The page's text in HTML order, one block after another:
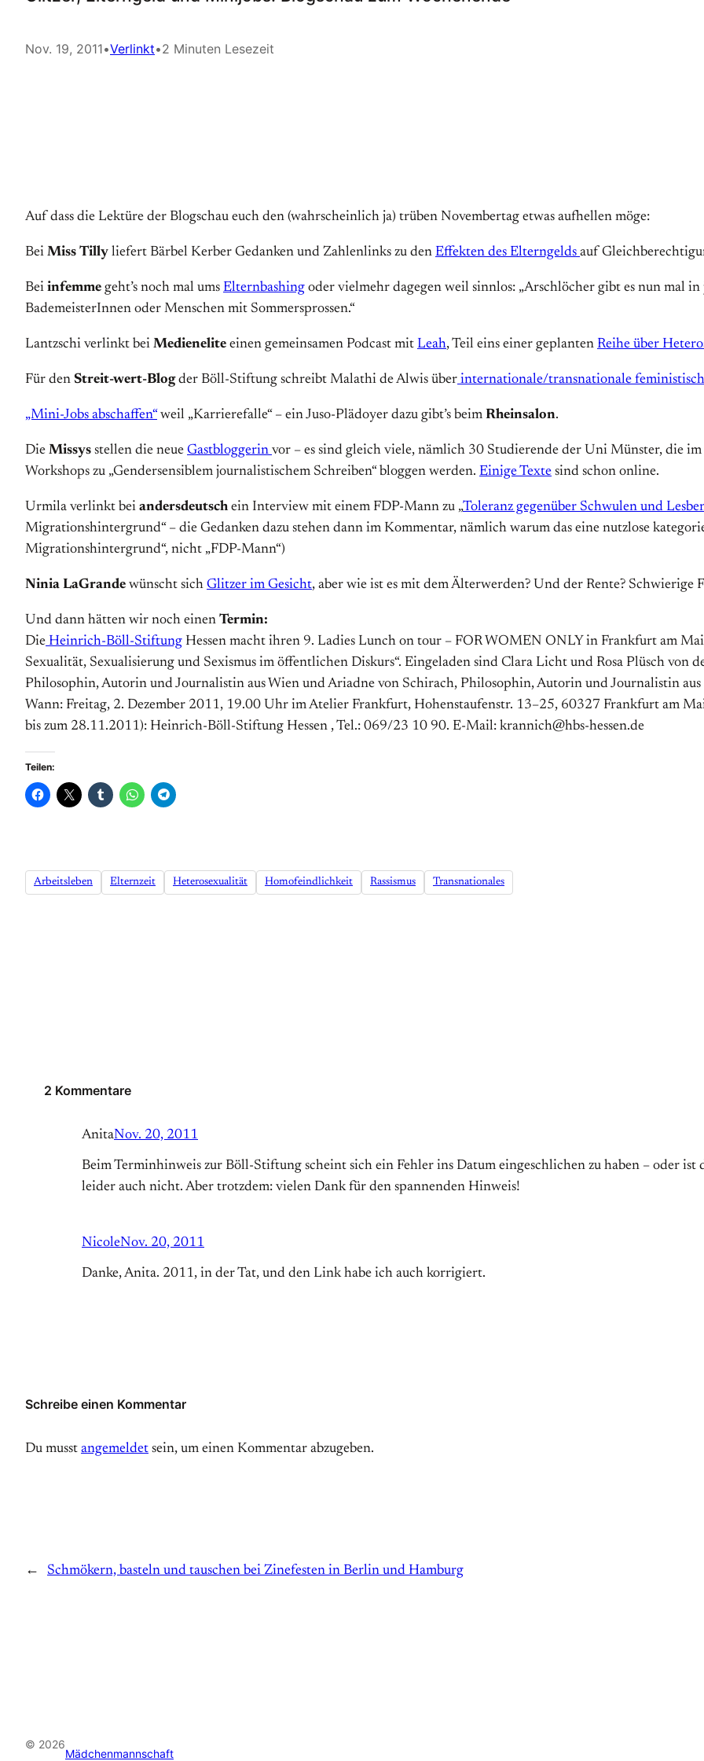
Nov. 19, 2011•Verlinkt•2 Minuten Lesezeit
Auf dass die Lektüre der Blogschau euch den (wahrscheinlich ja) trüben Novembertag etwas aufhellen möge:
Bei Miss Tilly liefert Bärbel Kerber Gedanken und Zahlenlinks zu den Effekten des Elterngelds auf
Bei infemme geht’s noch mal ums Elternbashing oder vielmehr dagegen weil sinnlos: „Arschlöcher gibt es nun mal
BademeisterInnen oder Menschen mit Sommersprossen.“
Lantzschi verlinkt bei Medienelite einen gemeinsamen Podcast mit Leah, Teil eins einer geplanten Reihe über
Für den Streit-wert-Blogder Böll-Stiftung schreibt Malathi de Alwis über internationale/transnationale
„Mini-Jobs abschaffen“ weil „Karrierefalle“ – ein Juso-Plädoyer dazu gibt’s beim Rheinsalon.
Die Missys stellen die neue Gastbloggerin vor – es sind gleich viele, nämlich 30 Studierende der Uni Münster, die
Workshops zu „Gendersensiblem journalistischem Schreiben“ bloggen werden. Einige Texte sind schon online.
Urmila verlinkt bei andersdeutsch ein Interview mit einem FDP-Mann zu „Toleranz gegenüber Schwulen und
Migrationshintergrund“ – die Gedanken dazu stehen dann im Kommentar, nämlich warum das eine nutzlose
Migrationshintergrund“, nicht „FDP-Mann“)
Ninia LaGrande wünscht sich Glitzer im Gesicht, aber wie ist es mit dem Älterwerden? Und der Rente? Schwierige
Und dann hätten wir noch einen Termin:
Die Heinrich-Böll-Stiftung Hessen macht ihren 9. Ladies Lunch on tour – FOR WOMEN ONLY in Frankfurt am
Sexualität, Sexualisierung und Sexismus im öffentlichen Diskurs“. Eingeladen sind Clara Licht und Rosa Plüsch von
Philosophin, Autorin und Journalistin aus Wien und Ariadne von Schirach, Philosophin, Autorin und Journalistin
Wann: Freitag, 2. Dezember 2011, 19.00 Uhr im Atelier Frankfurt, Hohenstaufenstr. 13–25, 60327 Frankfurt am
bis zum 28.11.2011): Heinrich-Böll-Stiftung Hessen , Tel.: 069/23 10 90. E-Mail: krannich@hbs-hessen.de
Teilen:
Arbeitsleben Elternzeit Heterosexualität Homofeindlichkeit Rassismus Transnationales
2 Kommentare
AnitaNov. 20, 2011
Beim Terminhinweis zur Böll-Stiftung scheint sich ein Fehler ins Datum eingeschlichen zu haben – oder
leider auch nicht. Aber trotzdem: vielen Dank für den spannenden Hinweis!
NicoleNov. 20, 2011
Danke, Anita. 2011, in der Tat, und den Link habe ich auch korrigiert.
Schreibe einen Kommentar
Du musst angemeldet sein, um einen Kommentar abzugeben.
← Schmökern, basteln und tauschen bei Zinefesten in Berlin und Hamburg
© 2026
Mädchenmannschaft